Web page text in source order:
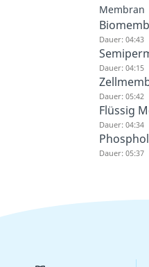
Membran
Dauer: 04:43
Dauer: 04:15
Dauer: 05:42
Flüssig
Dauer: 04:34
Dauer: 05:37